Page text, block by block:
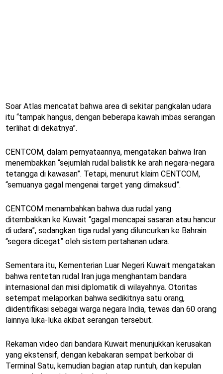
Soar Atlas mencatat bahwa area di sekitar pangkalan udara
itu “tampak hangus, dengan beberapa kawah imbas serangan
terlihat di dekatnya”.
CENTCOM, dalam pernyataannya, mengatakan bahwa Iran
menembakkan “sejumlah rudal balistik ke arah negara-negara
tetangga di kawasan”. Tetapi, menurut klaim CENTCOM,
“semuanya gagal mengenai target yang dimaksud”.
CENTCOM menambahkan bahwa dua rudal yang
ditembakkan ke Kuwait “gagal mencapai sasaran atau hancur
di udara”, sedangkan tiga rudal yang diluncurkan ke Bahrain
“segera dicegat” oleh sistem pertahanan udara.
Sementara itu, Kementerian Luar Negeri Kuwait mengatakan
bahwa rentetan rudal Iran juga menghantam bandara
internasional dan misi diplomatik di wilayahnya. Otoritas
setempat melaporkan bahwa sedikitnya satu orang,
diidentifikasi sebagai warga negara India, tewas dan 60 orang
lainnya luka-luka akibat serangan tersebut.
Rekaman video dari bandara Kuwait menunjukkan kerusakan
yang ekstensif, dengan kebakaran sempat berkobar di
Terminal Satu, kemudian bagian atap runtuh, dan kepulan